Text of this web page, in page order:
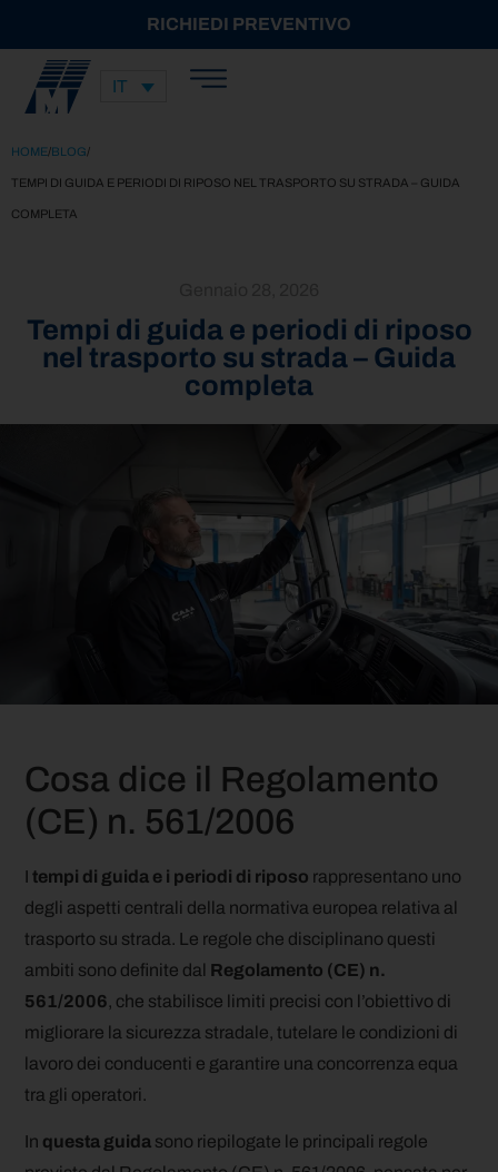
RICHIEDI PREVENTIVO
IT
HOME/BLOG/
TEMPI DI GUIDA E PERIODI DI RIPOSO NEL TRASPORTO SU STRADA – GUIDA
COMPLETA
Tempi di guida e periodi di riposo
nel trasporto su strada – Guida
completa
Cosa dice il Regolamento
(CE) n. 561/2006
Itempi di guida e i periodi di riposo rappresentano uno
degli aspetti centrali della normativa europea relativa al
trasporto su strada. Le regole che disciplinano questi
ambiti sono definite dal Regolamento (CE) n.
561/2006, che stabilisce limiti precisi con l’obiettivo di
migliorare la sicurezza stradale, tutelare le condizioni di
lavoro dei conducenti e garantire una concorrenza equa
tra gli operatori.
In questa guida sono riepilogate le principali regole